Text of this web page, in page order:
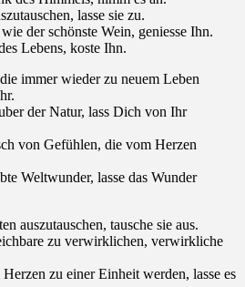
lasse sie zu.
der schönste Wein, geniesse Ihn.
Lebens, koste Ihn.
immer wieder zu neuem Leben
der Natur, lass Dich von Ihr
von Gefühlen, die vom Herzen
Weltwunder, lasse das Wunder
auszutauschen, tausche sie aus.
zu verwirklichen, verwirkliche
zu einer Einheit werden, lasse es